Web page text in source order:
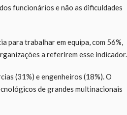
funcionários e não as dificuldades
para trabalhar em equipa, com 56%,
a referirem esse indicador.
(31%) e engenheiros (18%). O
de grandes multinacionais